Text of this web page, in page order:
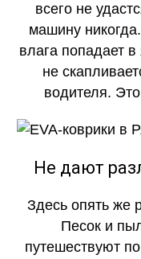
всего не
машину
влага попадает
не
водителя.
Не дают
Здесь опять же
Песок и
путешествуют